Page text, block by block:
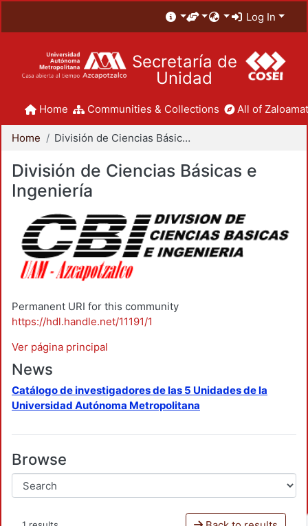
Log In
Secretaría de
Unidad
Home Communities & Collections All of
Home División de Ciencias Básicas e Ingeniería
División de Ciencias Básicas e
Ingeniería
Permanent URI for this community
https://hdl.handle.net/11191/1
Ver página principal
News
Catálogo de investigadores de las 5 Unidades de la
Universidad Autónoma Metropolitana
Browse